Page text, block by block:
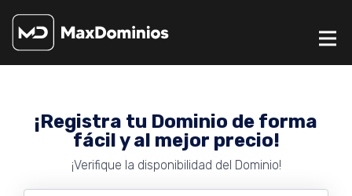
¡Registra tu Dominio de forma
fácil y al mejor precio!
¡Verifique la disponibilidad del Dominio!